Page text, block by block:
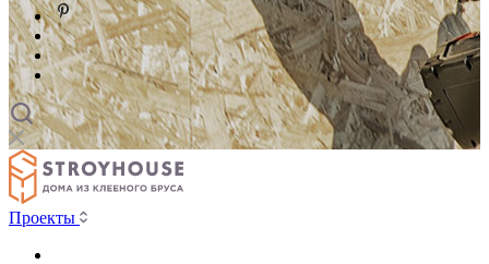
Проекты